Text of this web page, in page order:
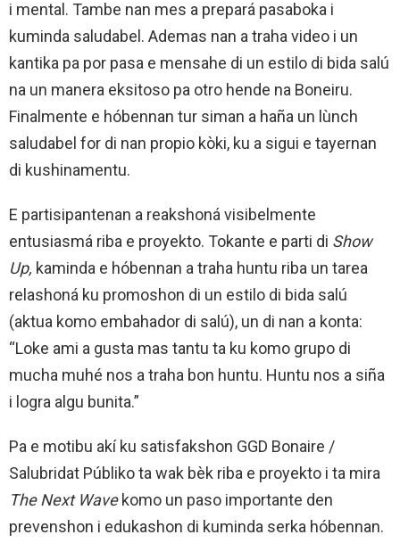
i mental. Tambe nan mes a prepará pasaboka i
kuminda saludabel. Ademas nan a traha video i un
kantika pa por pasa e mensahe di un estilo di bida salú
na un manera eksitoso pa otro hende na Boneiru.
Finalmente e hóbennan tur siman a haña un lùnch
saludabel for di nan propio kòki, ku a sigui e tayernan
di kushinamentu.
E partisipantenan a reakshoná visibelmente
entusiasmá riba e proyekto. Tokante e parti di Show
Up, kaminda e hóbennan a traha huntu riba un tarea
relashoná ku promoshon di un estilo di bida salú
(aktua komo embahador di salú), un di nan a konta:
“Loke ami a gusta mas tantu ta ku komo grupo di
mucha muhé nos a traha bon huntu. Huntu nos a siña
i logra algu bunita.”
Pa e motibu akí ku satisfakshon GGD Bonaire /
Salubridat Públiko ta wak bèk riba e proyekto i ta mira
The Next Wavekomo un paso importante den
prevenshon i edukashon di kuminda serka hóbennan.